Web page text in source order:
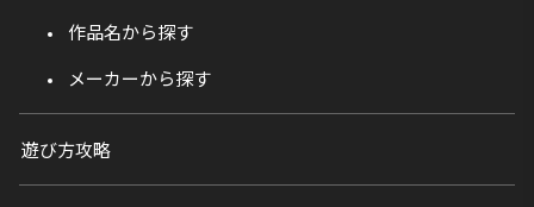
作品名から探す
メーカーから探す
遊び方攻略